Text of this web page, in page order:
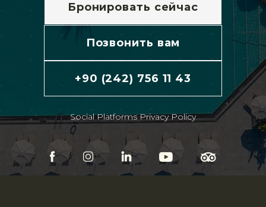
Бронировать сейчас
Позвонить вам
+90 (242) 756 11 43
Social Platforms Privacy Policy